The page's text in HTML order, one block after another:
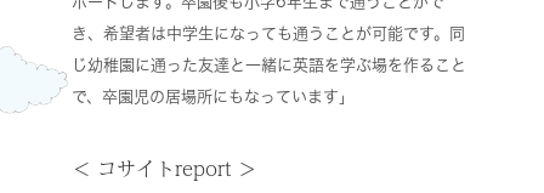
き、希望者は中学生になっても通うことが可能です。同
じ幼稚園に通った友達と一緒に英語を学ぶ場を作ること
で、卒園児の居場所にもなっています」
コサイトreport